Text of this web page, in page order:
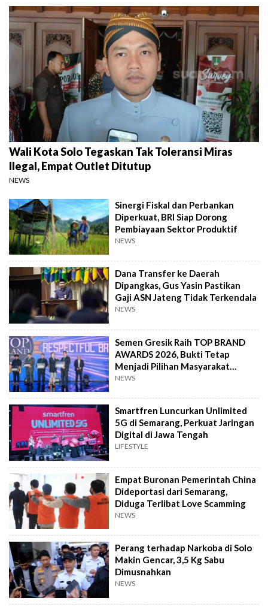
Wali Kota Solo Tegaskan Tak Toleransi Miras
Ilegal, Empat Outlet Ditutup
NEWS
Sinergi Fiskal dan Perbankan
Diperkuat, BRI Siap Dorong
Pembiayaan Sektor Produktif
NEWS
Dana Transfer ke Daerah
Dipangkas, Gus Yasin Pastikan
Gaji ASN Jateng Tidak Terkendala
NEWS
Semen Gresik Raih TOP BRAND
AWARDS 2026, Bukti Tetap
Menjadi Pilihan Masyarakat
Indonesia
NEWS
Smartfren Luncurkan Unlimited
5G di Semarang, Perkuat Jaringan
Digital di Jawa Tengah
LIFESTYLE
Empat Buronan Pemerintah China
Dideportasi dari Semarang,
Diduga Terlibat Love Scamming
NEWS
Perang terhadap Narkoba di Solo
Makin Gencar, 3,5 Kg Sabu
Dimusnahkan
NEWS